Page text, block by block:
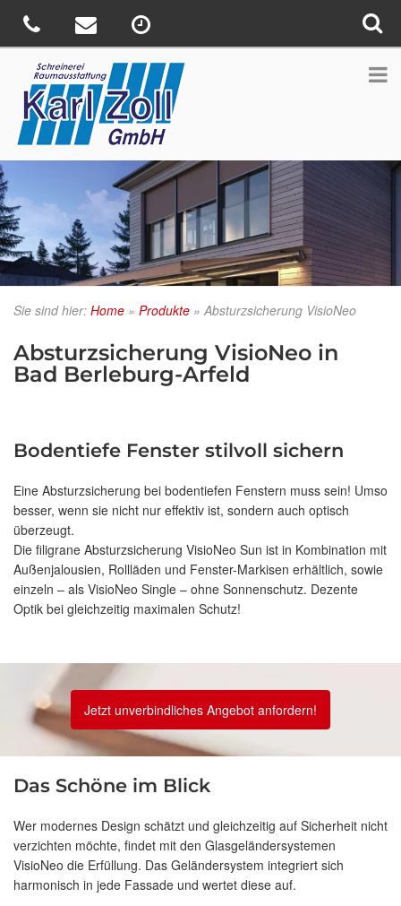
Sie sind hier: Home » Produkte »Absturzsicherung VisioNeo
Absturzsicherung VisioNeo in
Bad Berleburg-Arfeld
Bodentiefe Fenster stilvoll sichern
Eine Absturzsicherung bei bodentiefen Fenstern muss sein! Umso
besser, wenn sie nicht nur effektiv ist, sondern auch optisch
überzeugt.
Die filigrane Absturzsicherung VisioNeo Sun ist in Kombination mit
Außenjalousien, Rollläden und Fenster-Markisen erhältlich, sowie
einzeln – als VisioNeo Single – ohne Sonnenschutz. Dezente
Optik bei gleichzeitig maximalen Schutz!
Jetzt unverbindliches Angebot anfordern!
Das Schöne im Blick
Wer modernes Design schätzt und gleichzeitig auf Sicherheit nicht
verzichten möchte, findet mit den Glasgeländersystemen
VisioNeo die Erfüllung. Das Geländersystem integriert sich
harmonisch in jede Fassade und wertet diese auf.